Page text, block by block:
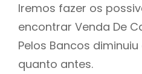
Iremos fazer os
encontrar Venda De
Pelos Bancos
quanto antes.